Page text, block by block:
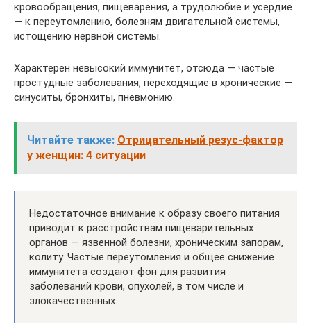
кровообращения, пищеварения, а трудолюбие и усердие
— к переутомлению, болезням двигательной системы,
истощению нервной системы.
Характерен невысокий иммунитет, отсюда — частые
простудные заболевания, переходящие в хронические —
синуситы, бронхиты, пневмонию.
Читайте также: Отрицательный резус-фактор
у женщин: 4 ситуации
Недостаточное внимание к образу своего питания
приводит к расстройствам пищеварительных
органов — язвенной болезни, хроническим запорам,
колиту. Частые переутомления и общее снижение
иммунитета создают фон для развития
заболеваний крови, опухолей, в том числе и
злокачественных.